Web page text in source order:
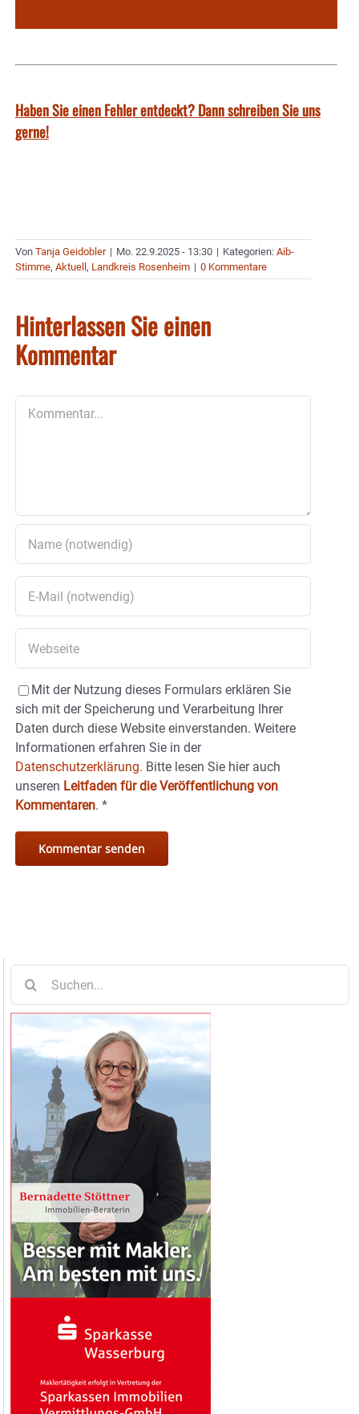
Haben Sie einen Fehler entdeckt? Dann schreiben Sie uns
gerne!
Von Tanja Geidobler | Mo. 22.9.2025 - 13:30 | Kategorien: Aib-
Stimme, Aktuell , Landkreis Rosenheim | 0 Kommentare
Hinterlassen Sie einen
Kommentar
Mit der Nutzung dieses Formulars erklären Sie
sich mit der Speicherung und Verarbeitung Ihrer
Daten durch diese Website einverstanden. Weitere
Informationen erfahren Sie in der
Datenschutzerklärung. Bitte lesen Sie hier auch
unseren Leitfaden für die Veröffentlichung von
Kommentaren. *
nach: